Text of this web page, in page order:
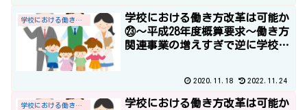
学校における働き方改革
学校における働き方改革は可能か
㉓～平成28年度概算要求～働き方
関連事業の増えすぎで逆に学校の
2020.11.18 2022.11.24
学校における働き方改革
学校における働き方改革は可能か